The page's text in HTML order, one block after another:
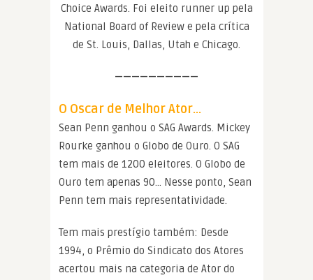
Choice Awards. Foi eleito runner up pela
National Board of Review e pela crítica
de St. Louis, Dallas, Utah e Chicago.
——————————
O Oscar de Melhor Ator…
Sean Penn ganhou o SAG Awards. Mickey
Rourke ganhou o Globo de Ouro. O SAG
tem mais de 1200 eleitores. O Globo de
Ouro tem apenas 90… Nesse ponto, Sean
Penn tem mais representatividade.
Tem mais prestígio também: Desde
1994, o Prêmio do Sindicato dos Atores
acertou mais na categoria de Ator do